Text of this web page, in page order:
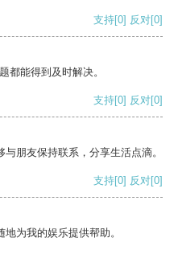
支持[0] 反对[0]
都能得到及时解决。
支持[0] 反对[0]
朋友保持联系，分享生活点滴。
支持[0] 反对[0]
为我的娱乐提供帮助。